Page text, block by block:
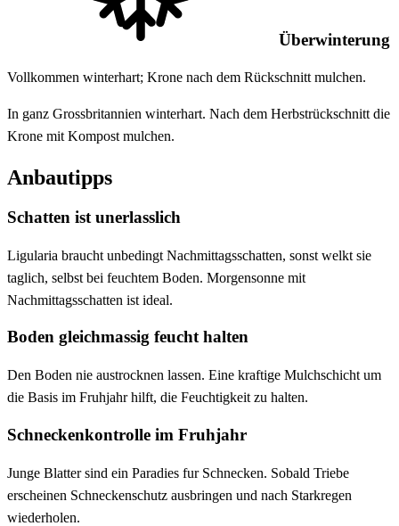
Überwinterung
Vollkommen winterhart; Krone nach dem Rückschnitt mulchen.
In ganz Grossbritannien winterhart. Nach dem Herbstrückschnitt die
Krone mit Kompost mulchen.
Anbautipps
Schatten ist unerlasslich
Ligularia braucht unbedingt Nachmittagsschatten, sonst welkt sie
taglich, selbst bei feuchtem Boden. Morgensonne mit
Nachmittagsschatten ist ideal.
Boden gleichmassig feucht halten
Den Boden nie austrocknen lassen. Eine kraftige Mulchschicht um
die Basis im Fruhjahr hilft, die Feuchtigkeit zu halten.
Schneckenkontrolle im Fruhjahr
Junge Blatter sind ein Paradies fur Schnecken. Sobald Triebe
erscheinen Schneckenschutz ausbringen und nach Starkregen
wiederholen.